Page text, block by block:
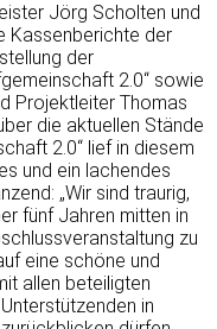
Jörg Scholten und
Kassenberichte der
der
2.0“ sowie
Projektleiter Thomas
die aktuellen Stände
2.0“ lief in diesem
und ein lachendes
„Wir sind traurig,
fünf Jahren mitten in
zu
eine schöne und
allen beteiligten
in